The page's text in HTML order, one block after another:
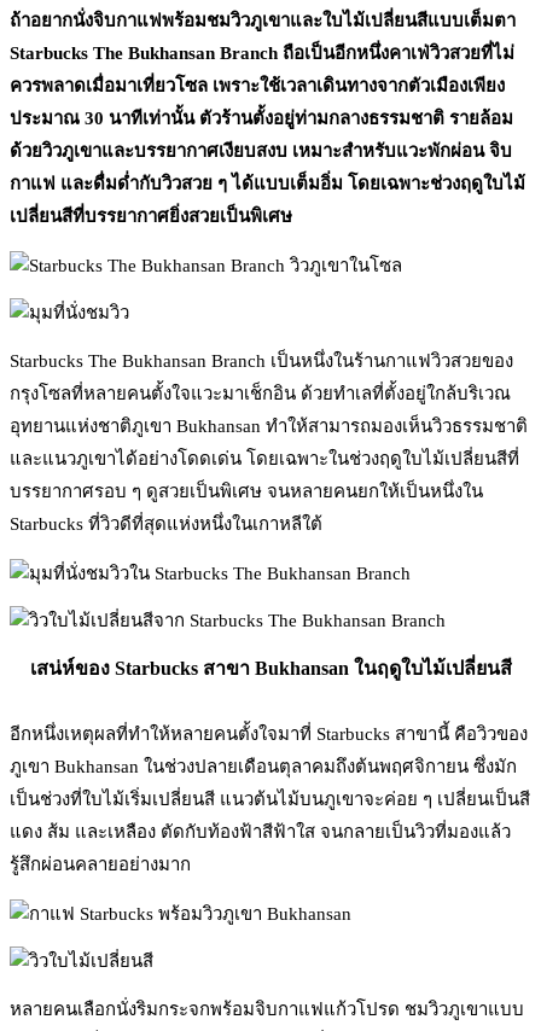
ถ้าอยากนั่งจิบกาแฟพร้อมชมวิวภูเขาและใบไม้เปลี่ยนสีแบบเต็มตา
Starbucks The Bukhansan Branch ถือเป็นอีกหนึ่งคาเฟ่วิวสวยที่ไม่
ควรพลาดเมื่อมาเที่ยวโซล เพราะใช้เวลาเดินทางจากตัวเมืองเพียง
ประมาณ 30 นาทีเท่านั้น ตัวร้านตั้งอยู่ท่ามกลางธรรมชาติ รายล้อม
ด้วยวิวภูเขาและบรรยากาศเงียบสงบ เหมาะสำหรับแวะพักผ่อน จิบ
กาแฟ และดื่มด่ำกับวิวสวย ๆ ได้แบบเต็มอิ่ม โดยเฉพาะช่วงฤดูใบไม้
เปลี่ยนสีที่บรรยากาศยิ่งสวยเป็นพิเศษ
Starbucks The Bukhansan Branch เป็นหนึ่งในร้านกาแฟวิวสวยของ
กรุงโซลที่หลายคนตั้งใจแวะมาเช็กอิน ด้วยทำเลที่ตั้งอยู่ใกล้บริเวณ
อุทยานแห่งชาติภูเขา Bukhansan ทำให้สามารถมองเห็นวิวธรรมชาติ
และแนวภูเขาได้อย่างโดดเด่น โดยเฉพาะในช่วงฤดูใบไม้เปลี่ยนสีที่
บรรยากาศรอบ ๆ ดูสวยเป็นพิเศษ จนหลายคนยกให้เป็นหนึ่งใน
Starbucks ที่วิวดีที่สุดแห่งหนึ่งในเกาหลีใต้
เสน่ห์ของ Starbucks สาขา Bukhansan ในฤดูใบไม้เปลี่ยนสี
อีกหนึ่งเหตุผลที่ทำให้หลายคนตั้งใจมาที่ Starbucks สาขานี้ คือวิวของ
ภูเขา Bukhansan ในช่วงปลายเดือนตุลาคมถึงต้นพฤศจิกายน ซึ่งมัก
เป็นช่วงที่ใบไม้เริ่มเปลี่ยนสี แนวต้นไม้บนภูเขาจะค่อย ๆ เปลี่ยนเป็นสี
แดง ส้ม และเหลือง ตัดกับท้องฟ้าสีฟ้าใส จนกลายเป็นวิวที่มองแล้ว
รู้สึกผ่อนคลายอย่างมาก
หลายคนเลือกนั่งริมกระจกพร้อมจิบกาแฟแก้วโปรด ชมวิวภูเขาแบบ